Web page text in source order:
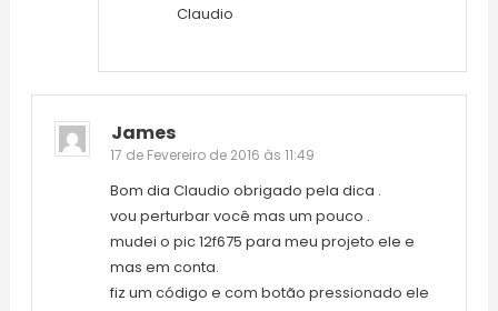
Claudio
James
17 de Fevereiro de 2016 às 11:49
Bom dia Claudio obrigado pela dica .
vou perturbar você mas um pouco .
mudei o pic 12f675 para meu projeto ele e
mas em conta.
fiz um código e com botão pressionado ele